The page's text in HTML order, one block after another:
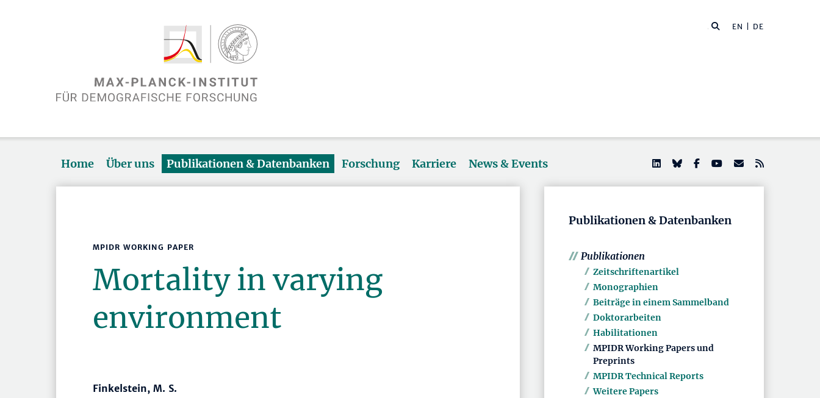
EN | DE
Home Über uns Publikationen & Datenbanken Forschung Karriere News & Events
MPIDR WORKING PAPER
Mortality in varying
environment
Finkelstein, M. S.
Publikationen & Datenbanken
Publikationen
Zeitschriftenartikel
Monographien
Beiträge in einem Sammelband
Doktorarbeiten
Habilitationen
MPIDR Working Papers und
Preprints
MPIDR Technical Reports
Weitere Papers